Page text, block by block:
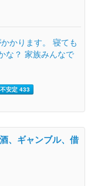
かります。 寝ても
な？ 家族みんなで
安定 433
、ギャンブル、借